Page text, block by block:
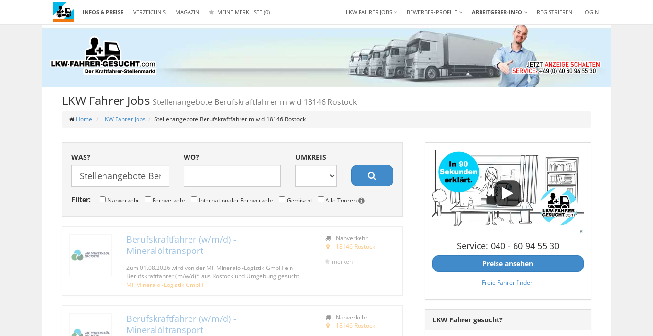
INFOS & PREISE VERZEICHNIS MAGAZIN MEINE MERKLISTE (0) REGISTRIEREN LOGIN
LKW FAHRER JOBS BEWERBER-PROFILE ARBEITGEBER-INFO
LKW Fahrer Jobs Stellenangebote Berufskraftfahrer m w d 18146 Rostock
Home LKW Fahrer Jobs Stellenangebote Berufskraftfahrer m w d 18146 Rostock
WAS? WO? UMKREIS
Filter: Nahverkehr Fernverkehr Internationaler Fernverkehr Gemischt Alle Touren
Berufskraftfahrer (w/m/d) -
Mineralöltransport
Zum 01.08.2026 wird von der MF Mineralöl-Logistik GmbH ein
Berufskraftfahrer (m/w/d)* aus Rostock und Umgebung gesucht.
MF Mineralöl-Logistik GmbH
Nahverkehr
18146 Rostock
merken
Berufskraftfahrer (w/m/d) -
Mineralöltransport
Nahverkehr
18146 Rostock
Service: 040 - 60 94 55 30
Preise ansehen
Freie Fahrer finden
LKW Fahrer gesucht?